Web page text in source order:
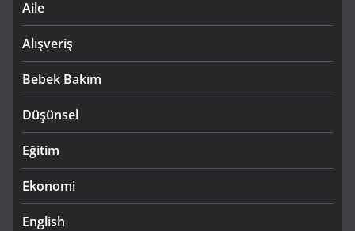
Aile
Alışveriş
Bebek Bakım
Düşünsel
Eğitim
Ekonomi
English